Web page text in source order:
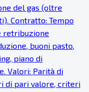
del gas (oltre
Contratto: Tempo
retribuzione
buoni pasto,
piano di
Valori: Parità di
di pari valore, criteri